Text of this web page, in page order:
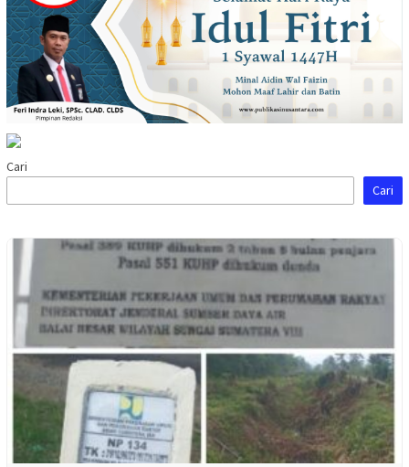
Cari
Cari